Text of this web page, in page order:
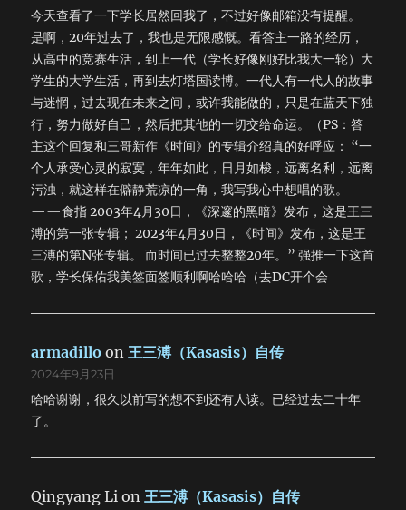
今天查看了一下学长居然回我了，不过好像邮箱没有提醒。
是啊，20年过去了，我也是无限感慨。看答主一路的经历，
从高中的竞赛生活，到上一代（学长好像刚好比我大一轮）大
学生的大学生活，再到去灯塔国读博。一代人有一代人的故事
与迷惘，过去现在未来之间，或许我能做的，只是在蓝天下独
行，努力做好自己，然后把其他的一切交给命运。（PS：答
主这个回复和三哥新作《时间》的专辑介绍真的好呼应： “一
个人承受心灵的寂寞，年年如此，日月如梭，远离名利，远离
污浊，就这样在僻静荒凉的一角，我写我心中想唱的歌。
——食指 2003年4月30日，《深邃的黑暗》发布，这是王三
溥的第一张专辑； 2023年4月30日，《时间》发布，这是王
三溥的第N张专辑。 而时间已过去整整20年。” 强推一下这首
歌，学长保佑我美签面签顺利啊哈哈哈（去DC开个会
armadillo on王三溥（Kasasis）自传
2024年9月23日
哈哈谢谢，很久以前写的想不到还有人读。已经过去二十年
了。
Qingyang Li on王三溥（Kasasis）自传